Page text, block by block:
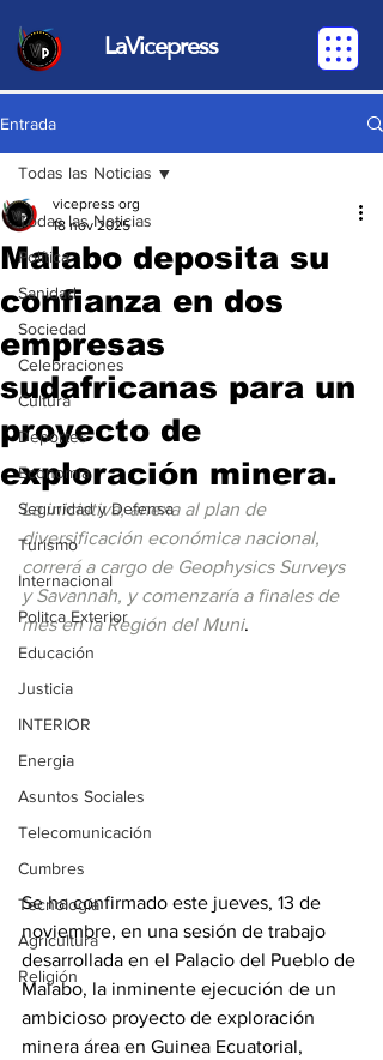
LaVicepress
Entrada
Todas las Noticias
Política
Sanidad
Sociedad
Celebraciones
Cultura
Deportes
Economia
Seguridad y Defensa
Turismo
Internacional
Politca Exterior
Educación
Justicia
INTERIOR
Energia
Asuntos Sociales
Telecomunicación
Cumbres
Tecnología
Agricultura
Religión
Todas las Noticias
Malabo deposita su
confianza en dos
empresas
sudafricanas para un
proyecto de
exploración minera.
vicepress org
18 nov 2025
La iniciativa, anexa al plan de
diversificación económica nacional,
correrá a cargo de Geophysics Surveys
y Savannah, y comenzaría a finales de
mes en la Región del Muni.
Se ha confirmado este jueves, 13 de
noviembre, en una sesión de trabajo
desarrollada en el Palacio del Pueblo de
Malabo, la inminente ejecución de un
ambicioso proyecto de exploración
minera área en Guinea Ecuatorial,